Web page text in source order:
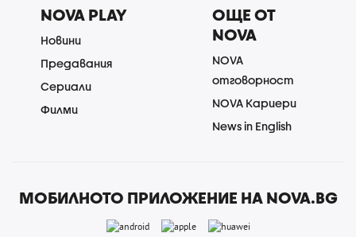
NOVA PLAY
Новини
Предавания
Сериали
Филми
ОЩЕ ОТ
NOVA
NOVA
отговорност
NOVA Кариери
News in English
МОБИЛНОТО ПРИЛОЖЕНИЕ НА NOVA.BG